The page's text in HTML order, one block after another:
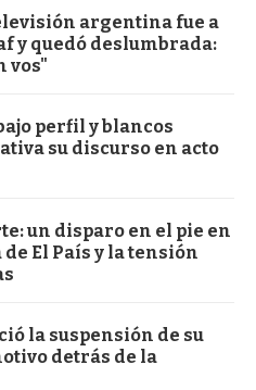
argentina fue a
y quedó deslumbrada:
vos"
perfil y blancos
su discurso en acto
un disparo en el pie en
El País y la tensión
la suspensión de su
detrás de la